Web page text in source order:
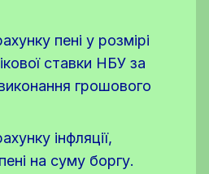
пені у розмірі
ставки НБУ за
грошового
інфляції,
на суму боргу.